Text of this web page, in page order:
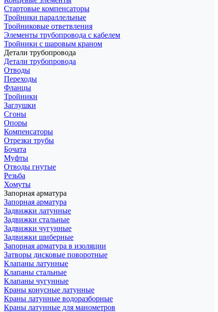
Стартовые компенсаторы
Тройники параллельные
Тройниковые ответвления
Элементы трубопровода с кабелем
Тройники с шаровым краном
Детали трубопровода
Детали трубопровода
Отводы
Переходы
Фланцы
Тройники
Заглушки
Сгоны
Опоры
Компенсаторы
Отрезки трубы
Бочата
Муфты
Отводы гнутые
Резьба
Хомуты
Запорная арматура
Запорная арматура
Задвижки латунные
Задвижки стальные
Задвижки чугунные
Задвижки шиберные
Запорная арматура в изоляции
Затворы дисковые поворотные
Клапаны латунные
Клапаны стальные
Клапаны чугунные
Краны конусные латунные
Краны латунные водоразборные
Краны латунные для манометров